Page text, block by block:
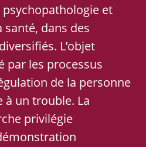
et
dans des
L’objet
par les processus
de la personne
un trouble. La
privilégie